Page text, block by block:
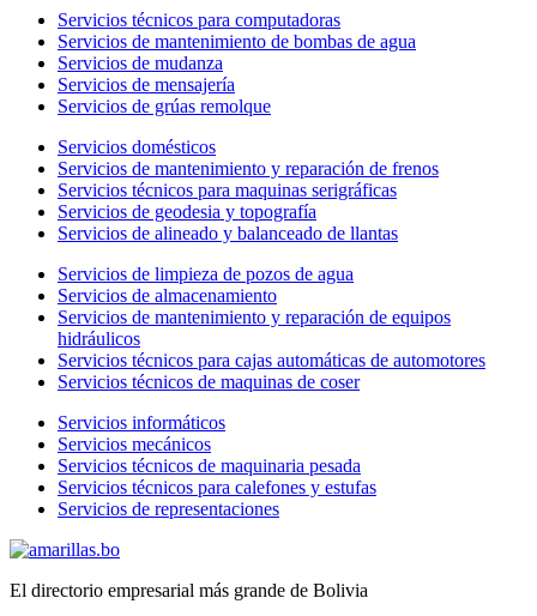
Servicios técnicos para computadoras
Servicios de mantenimiento de bombas de agua
Servicios de mudanza
Servicios de mensajería
Servicios de grúas remolque
Servicios domésticos
Servicios de mantenimiento y reparación de frenos
Servicios técnicos para maquinas serigráficas
Servicios de geodesia y topografía
Servicios de alineado y balanceado de llantas
Servicios de limpieza de pozos de agua
Servicios de almacenamiento
Servicios de mantenimiento y reparación de equipos
hidráulicos
Servicios técnicos para cajas automáticas de automotores
Servicios técnicos de maquinas de coser
Servicios informáticos
Servicios mecánicos
Servicios técnicos de maquinaria pesada
Servicios técnicos para calefones y estufas
Servicios de representaciones
El directorio empresarial más grande de Bolivia